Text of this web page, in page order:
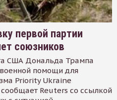
первой партии
союзников
США Дональда Трампа
помощи для
Priority Ukraine
Reuters со ссылкой